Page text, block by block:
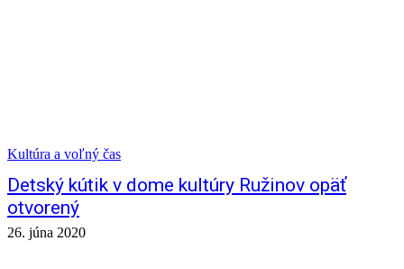
Kultúra a voľný čas
Detský kútik v dome kultúry Ružinov opäť
otvorený
26. júna 2020